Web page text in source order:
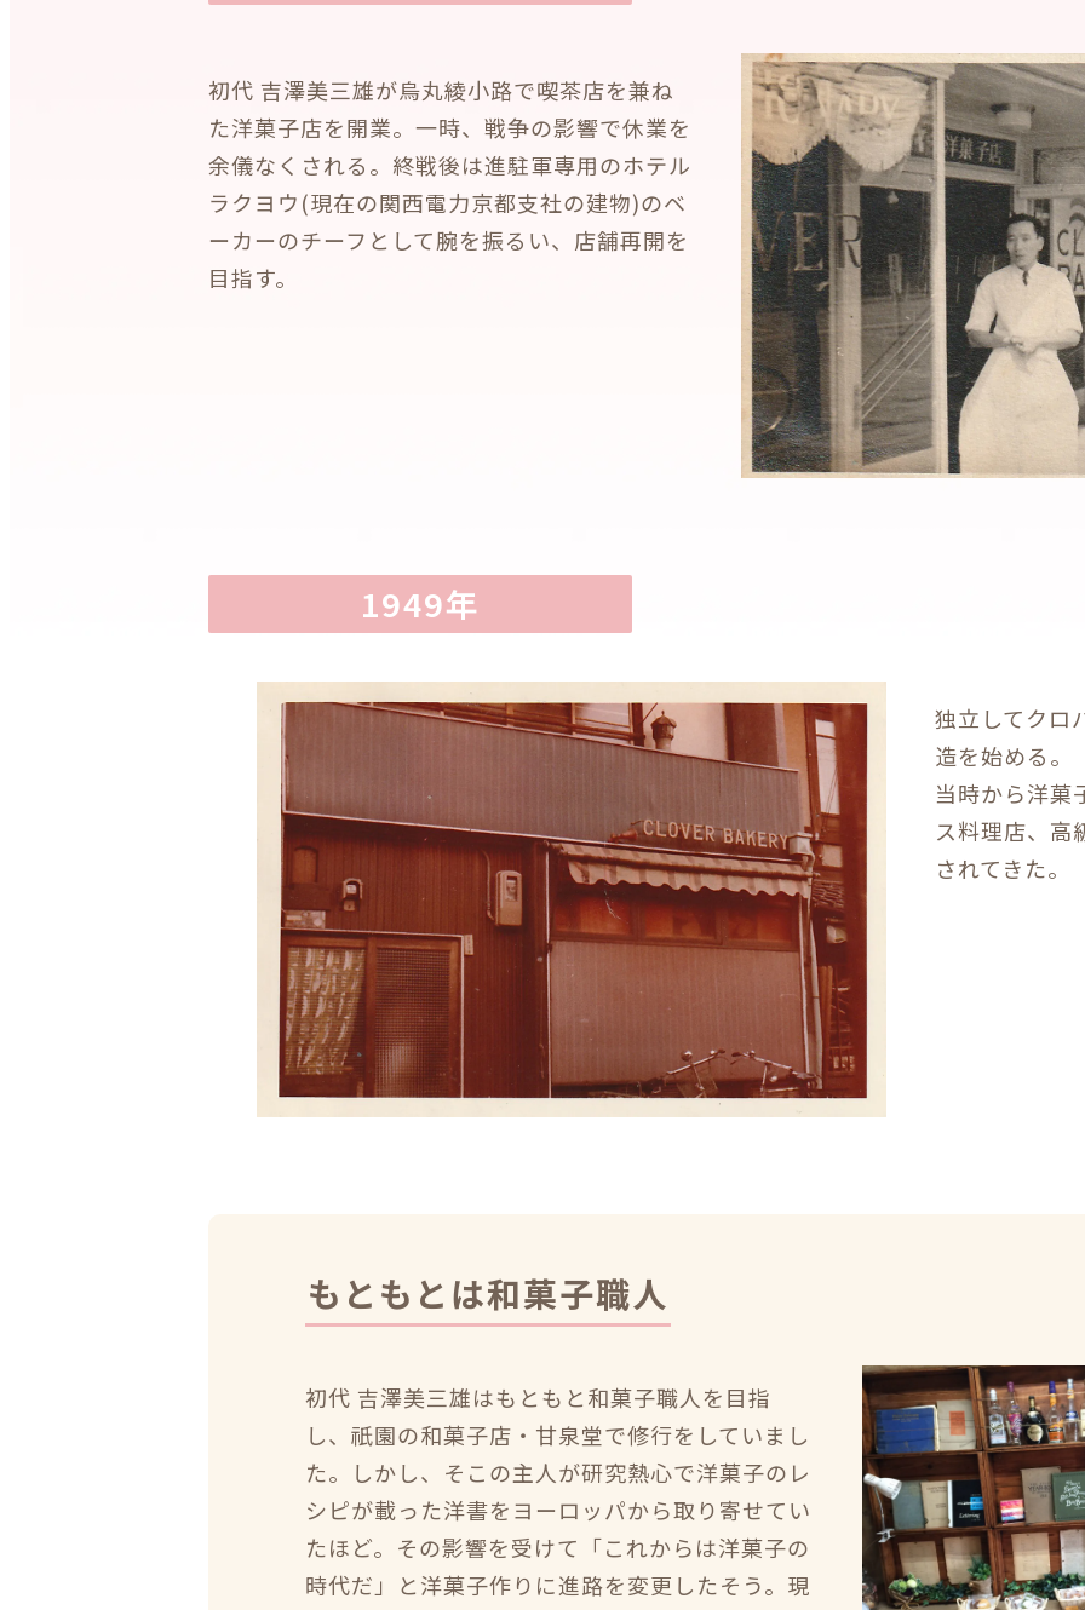
初代 吉澤美三雄が烏丸綾小路で喫茶店を兼ね
た洋菓子店を開業。一時、戦争の影響で休業を
余儀なくされる。終戦後は進駐軍専用のホテル
ラクヨウ(現在の関西電力京都支社の建物)のベ
ーカーのチーフとして腕を振るい、店舗再開を
目指す。
1949年
独立してクロ
造を始める。
当時から洋菓
ス料理店、高
されてきた。
もともとは和菓子職人
初代 吉澤美三雄はもともと和菓子職人を目指
し、祇園の和菓子店・甘泉堂で修行をしていまし
た。しかし、そこの主人が研究熱心で洋菓子のレ
シピが載った洋書をヨーロッパから取り寄せてい
たほど。その影響を受けて「これからは洋菓子の
時代だ」と洋菓子作りに進路を変更したそう。現